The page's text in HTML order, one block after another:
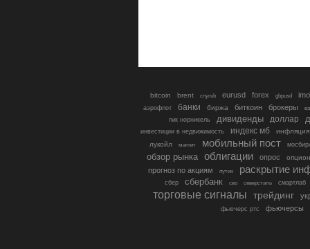
bitcoin brent cnyrub eurusd forex gbpusd
аэрофлот банки биржа биткоин брокеры
гмк норникель
дивиденды доллар
инвестиции в недвижимость индекс мб
инфляция
лукойл
магнит мобильный пост
обзор рынка облигации опрос
прогноз по акциям путин раскрытие
сбер сбербанк сво северсталь смартлаб
торговые сигналы трейдинг
фьючерс ртс фьючерсы